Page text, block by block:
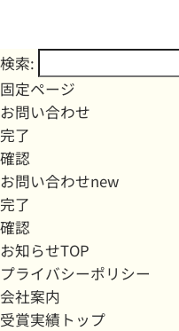
検索:
固定ページ
お問い合わせ
完了
確認
お問い合わせnew
完了
確認
お知らせTOP
プライバシーポリシー
会社案内
受賞実績トップ